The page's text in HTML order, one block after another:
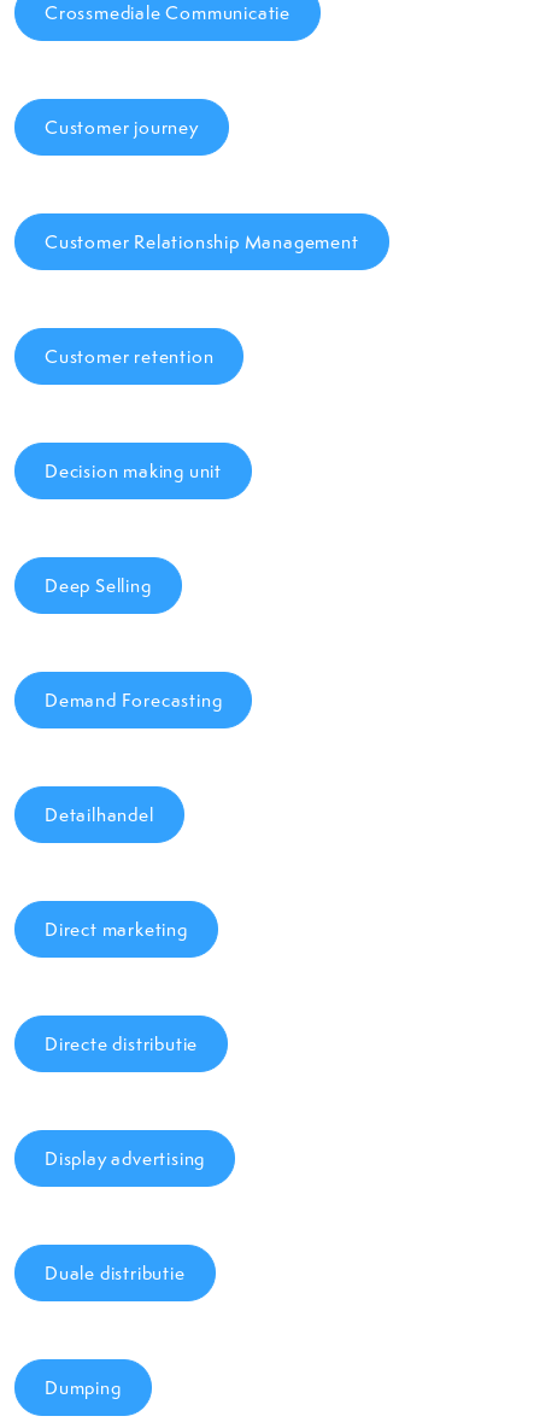
Crossmediale Communicatie
Customer journey
Customer Relationship Management
Customer retention
Decision making unit
Deep Selling
Demand Forecasting
Detailhandel
Direct marketing
Directe distributie
Display advertising
Duale distributie
Dumping